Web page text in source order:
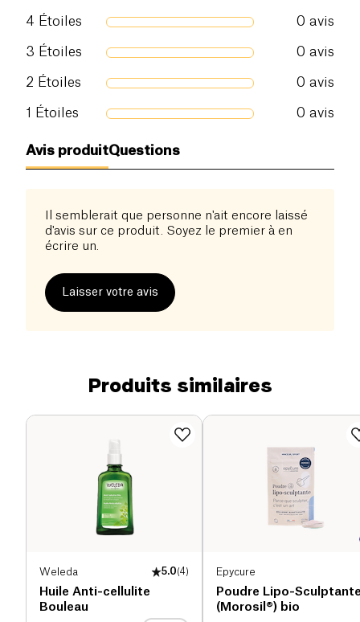
4 Étoiles 0 avis
3 Étoiles 0 avis
2 Étoiles 0 avis
1 Étoiles 0 avis
Avis produitQuestions
Il semblerait que personne n'ait encore laissé
d'avis sur ce produit. Soyez le premier à en
écrire un.
Laisser votre avis
Produits similaires
Weleda 5.0(4)
Huile Anti-cellulite
Bouleau
Epycure
Poudre Lipo-
(Morosil®) bio